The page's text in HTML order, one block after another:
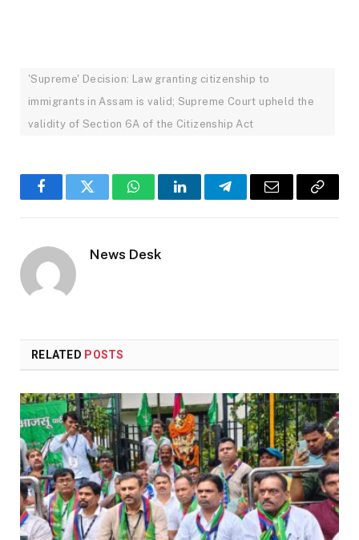
'Supreme' Decision: Law granting citizenship to
immigrants in Assam is valid; Supreme Court upheld the
validity of Section 6A of the Citizenship Act
FacebookTwitter WhatsAppLinkedInTelegramEmail
Copy
News Desk
RELATED POSTS